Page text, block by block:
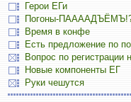
Герои ЕГи
Погоны-
Время в конфе
Есть предложение по
Вопрос по регистрации
Новые компоненты ЕГ
Руки чешутся